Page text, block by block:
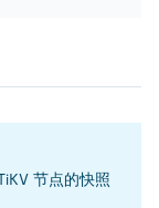
节点的快照